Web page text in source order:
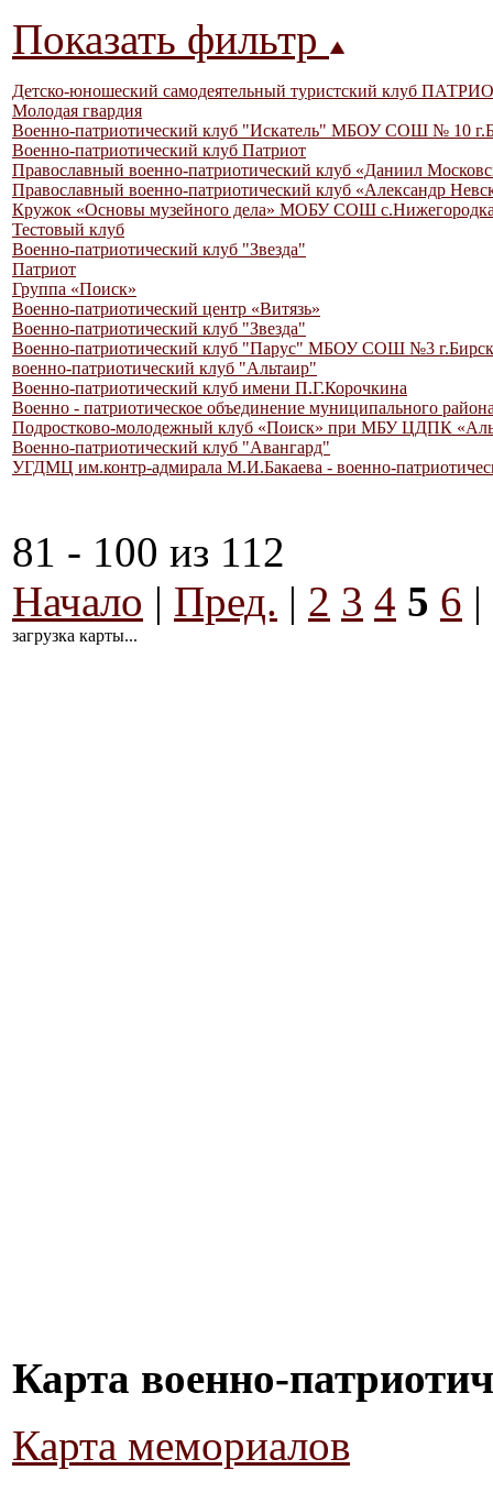
Показать фильтр
Детско-юношеский самодеятельный туристский клуб
Молодая гвардия
Военно-патриотический клуб "Искатель" МБОУ СОШ № 10
Военно-патриотический клуб Патриот
Православный военно-патриотический клуб «Даниил
Православный военно-патриотический клуб «Александр
Кружок «Основы музейного дела» МОБУ СОШ
Тестовый клуб
Военно-патриотический клуб "Звезда"
Патриот
Группа «Поиск»
Военно-патриотический центр «Витязь»
Военно-патриотический клуб "Звезда"
Военно-патриотический клуб "Парус" МБОУ СОШ №3 г.Бирск
военно-патриотический клуб "Альтаир"
Военно-патриотический клуб имени П.Г.Корочкина
Военно - патриотическое объединение муниципального
Подростково-молодежный клуб «Поиск» при МБУ ЦДПК
Военно-патриотический клуб "Авангард"
УГДМЦ им.контр-адмирала М.И.Бакаева - военно-
81 - 100 из 112
Начало | Пред. | 2 3 4 5 6 |
загрузка карты...
Карта военно-
Карта мемориалов